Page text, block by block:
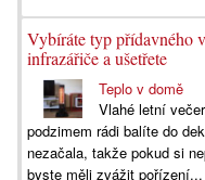
Vybíráte typ přídavného
infrazářiče a ušetřete
Teplo v domě
Vlahé letní
podzimem rádi balíte do
nezačala, takže pokud si
byste měli zvážit pořízení...